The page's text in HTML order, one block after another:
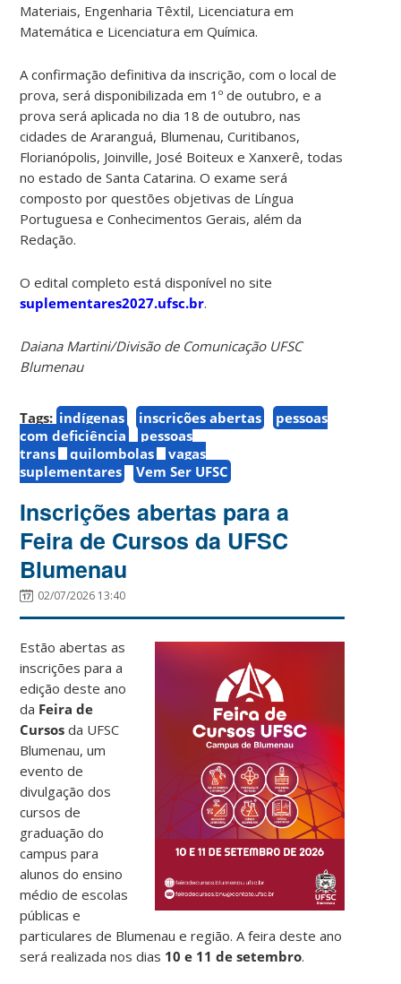
Materiais, Engenharia Têxtil, Licenciatura em
Matemática e Licenciatura em Química.
A confirmação definitiva da inscrição, com o local de
prova, será disponibilizada em 1º de outubro, e a
prova será aplicada no dia 18 de outubro, nas
cidades de Araranguá, Blumenau, Curitibanos,
Florianópolis, Joinville, José Boiteux e Xanxerê, todas
no estado de Santa Catarina. O exame será
composto por questões objetivas de Língua
Portuguesa e Conhecimentos Gerais, além da
Redação.
O edital completo está disponível no site
suplementares2027.ufsc.br.
Daiana Martini/Divisão de Comunicação UFSC
Blumenau
Tags: indígenas inscrições abertas
pessoas
com deficiência
pessoas
trans
quilombolas
vagas
suplementares
Vem Ser UFSC
Inscrições abertas para a
Feira de Cursos da UFSC
Blumenau
02/07/2026 13:40
Estão abertas as
inscrições para a
edição deste ano
da Feira de
Cursos da UFSC
Blumenau, um
evento de
divulgação dos
cursos de
graduação do
campus para
alunos do ensino
médio de escolas
públicas e
particulares de Blumenau e região. A feira deste ano
será realizada nos dias 10 e 11 de setembro.